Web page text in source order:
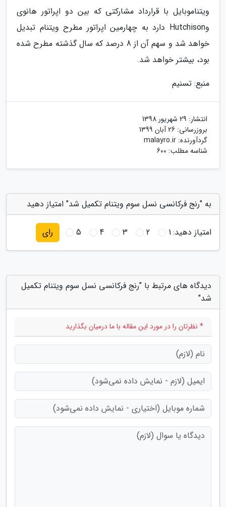
ویتناموبایل با قرارداد مشارکتی که بین دو اپراتور هانوی
وHutchison دارد به چهارمین اپراتور مطرح ویتنام تبدیل
خواهد شد و سهم آن از 8 درصد که سال گذشته مطرح شده
بود، بیشتر خواهد شد.
منبع: تسنیم
انتشار: 29 شهریور 1398
بروزرسانی: 26 آبان 1399
گردآورنده: malayro.ir
شناسه مطلب: 600
به "رنج فرکانسی نسل سوم ویتنام تکمیل شد" امتیاز دهید
امتیاز دهید:1
2
3
4
5 رای
دیدگاه های مرتبط با "رنج فرکانسی نسل سوم ویتنام تکمیل
شد"
* نظرتان را در مورد این مقاله با ما درمیان بگذارید